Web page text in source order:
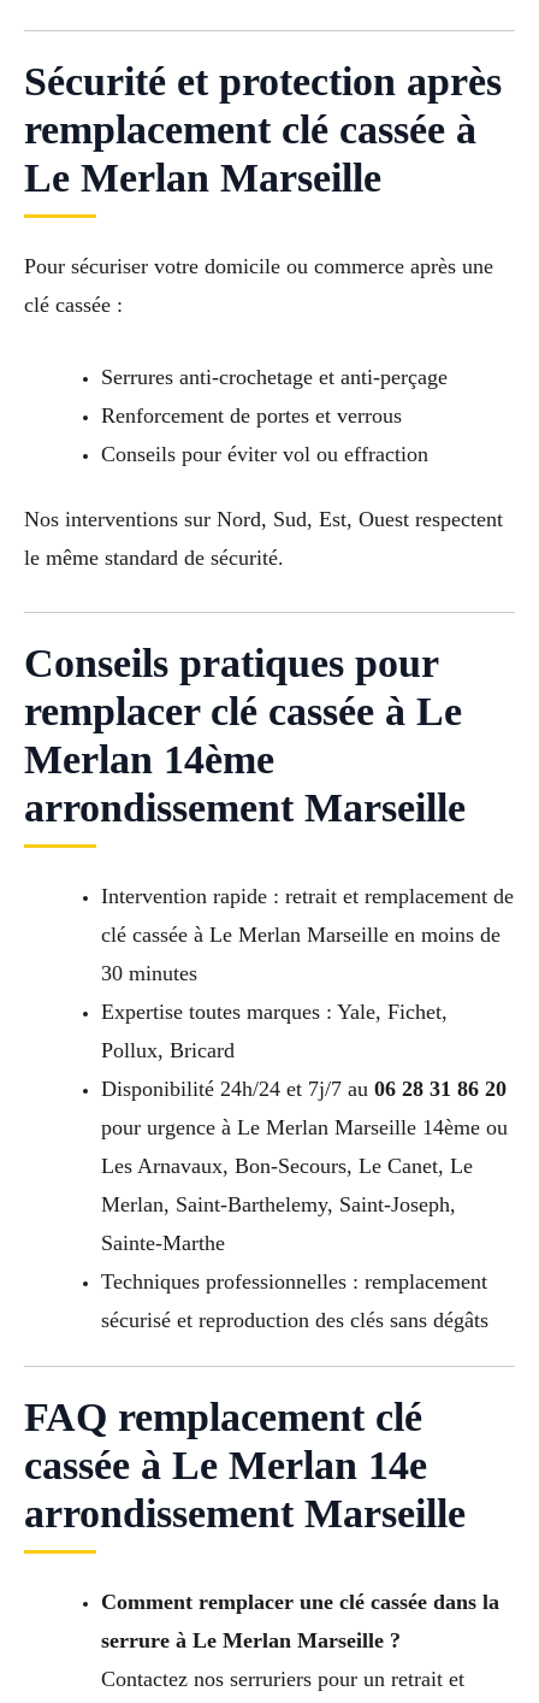
Sécurité et protection après
remplacement clé cassée à
Le Merlan Marseille
Pour sécuriser votre domicile ou commerce après une
clé cassée :
Serrures anti-crochetage et anti-perçage
Renforcement de portes et verrous
Conseils pour éviter vol ou effraction
Nos interventions sur Nord, Sud, Est, Ouest respectent
le même standard de sécurité.
Conseils pratiques pour
remplacer clé cassée à Le
Merlan 14ème
arrondissement Marseille
Intervention rapide : retrait et remplacement de
clé cassée à Le Merlan Marseille en moins de
30 minutes
Expertise toutes marques : Yale, Fichet,
Pollux, Bricard
Disponibilité 24h/24 et 7j/7 au 06 28 31 86 20
pour urgence à Le Merlan Marseille 14ème ou
Les Arnavaux, Bon-Secours, Le Canet, Le
Merlan, Saint-Barthelemy, Saint-Joseph,
Sainte-Marthe
Techniques professionnelles : remplacement
sécurisé et reproduction des clés sans dégâts
FAQ remplacement clé
cassée à Le Merlan 14e
arrondissement Marseille
Comment remplacer une clé cassée dans la
serrure à Le Merlan Marseille ?
Contactez nos serruriers pour un retrait et